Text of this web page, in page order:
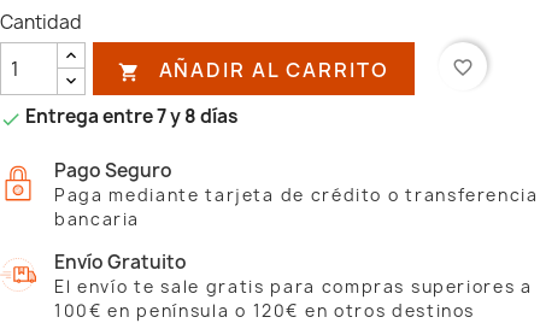
Cantidad
 AÑADIR AL CARRITO favorite_border
 Entrega entre 7 y 8 días
Pago Seguro
Paga mediante tarjeta de crédito o transferencia
bancaria
Envío Gratuito
El envío te sale gratis para compras superiores a
100€ en península o 120€ en otros destinos